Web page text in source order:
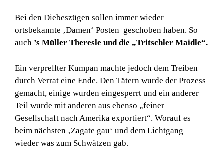
Bei den Diebeszügen sollen immer wieder
ortsbekannte ‚Damen‘ Posten geschoben haben. So
auch ’s Müller Theresle und die „Tritschler Maidle“.
Ein verprellter Kumpan machte jedoch dem Treiben
durch Verrat eine Ende. Den Tätern wurde der Prozess
gemacht, einige wurden eingesperrt und ein anderer
Teil wurde mit anderen aus ebenso „feiner
Gesellschaft nach Amerika exportiert“. Worauf es
beim nächsten ‚Zagate gau‘ und dem Lichtgang
wieder was zum Schwätzen gab.